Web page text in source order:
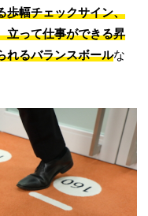
歩幅チェックサイン、
立って仕事ができる昇
れるバランスボールな